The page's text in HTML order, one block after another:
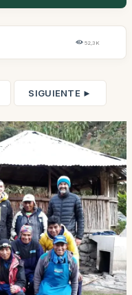
52,3K
SIGUIENTE ►